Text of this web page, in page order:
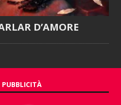
D’AMORE